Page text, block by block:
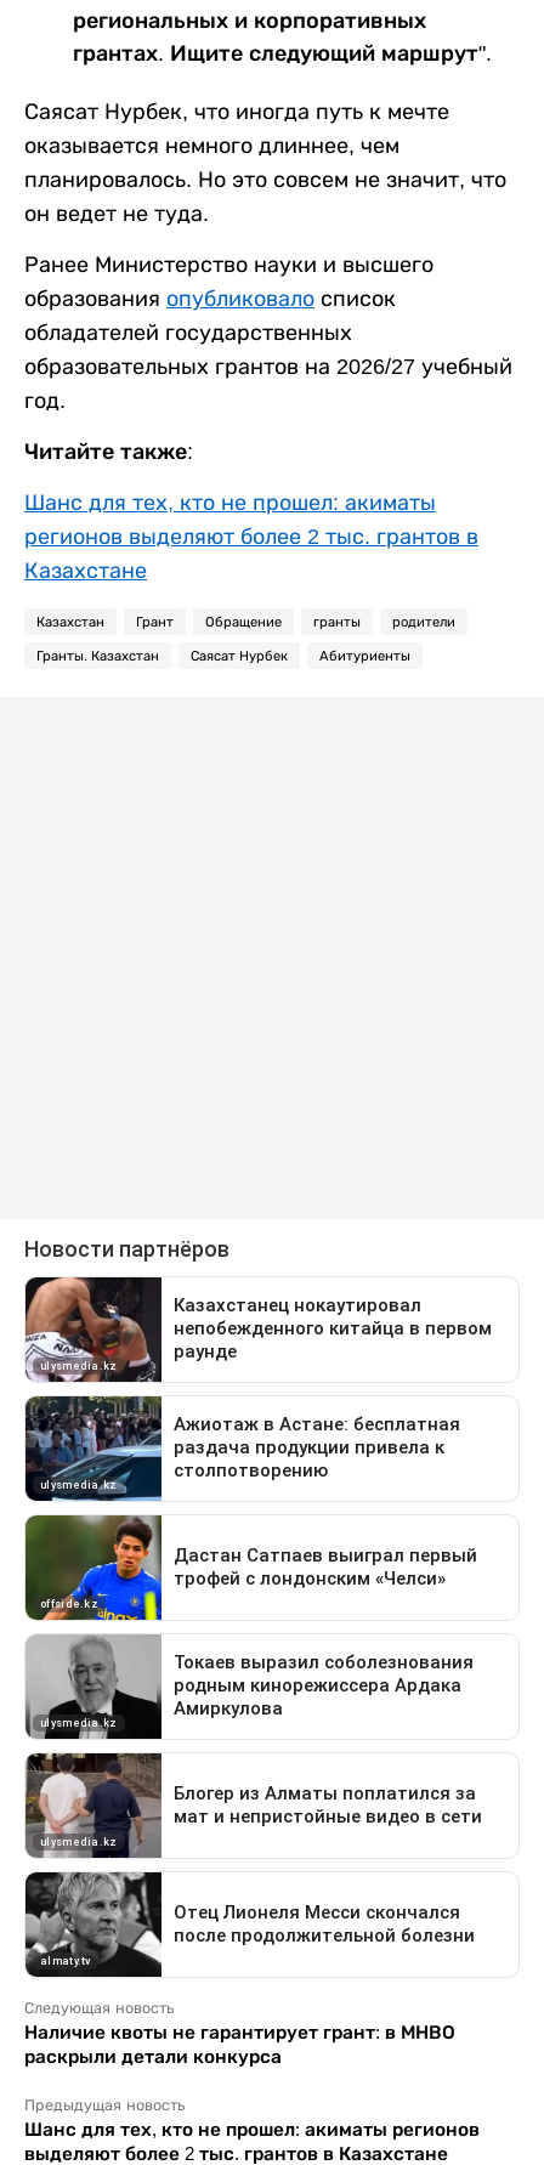
региональных и корпоративных
грантах. Ищите следующий маршрут".
Саясат Нурбек, что иногда путь к мечте
оказывается немного длиннее, чем
планировалось. Но это совсем не значит, что
он ведет не туда.
Ранее Министерство науки и высшего
образования опубликовало список
обладателей государственных
образовательных грантов на 2026/27 учебный
год.
Читайте также:
Шанс для тех, кто не прошел: акиматы
регионов выделяют более 2 тыс. грантов в
Казахстане
Казахстан Грант Обращение гранты родители
Гранты. Казахстан Саясат Нурбек Абитуриенты
Следующая новость
Наличие квоты не гарантирует грант: в МНВО
раскрыли детали конкурса
Предыдущая новость
Шанс для тех, кто не прошел: акиматы регионов
выделяют более 2 тыс. грантов в Казахстане